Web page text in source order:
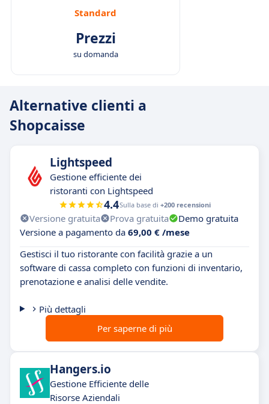
Standard
Prezzi
su domanda
Alternative clienti a
Shopcaisse
Lightspeed
Gestione efficiente dei
ristoranti con Lightspeed
4.4Sulla base di +200 recensioni
Versione gratuita Prova gratuita
Demo gratuita
Versione a pagamento da 69,00 € /mese
Gestisci il tuo ristorante con facilità grazie a un
software di cassa completo con funzioni di inventario,
prenotazione e analisi delle vendite.
Più dettagli
Per saperne di più
Hangers.io
Gestione Efficiente delle
Risorse Aziendali